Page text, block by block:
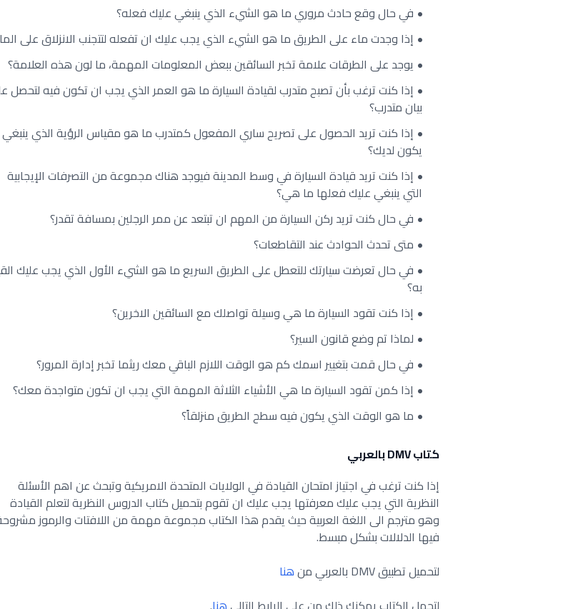
في حال وقع حادث مروري ما هو الشيء الذي ينبغي عليك فعله؟
إذا وجدت ماء على الطريق ما هو الشيء الذي يجب عليك ان تفعله لتتجنب الانزلاق على
يوجد على الطرقات علامة تخبر السائقين ببعض المعلومات المهمة، ما لون هذه العلامة؟
إذا كنت ترغب بأن تصبح متدرب لقيادة السيارة ما هو العمر الذي يجب ان تكون فيه لتحصل
بيان متدرب؟
إذا كنت تريد الحصول على تصريح ساري المفعول كمتدرب ما هو مقياس الرؤية الذي
يكون لديك؟
إذا كنت تريد قيادة السيارة في وسط المدينة فيوجد هناك مجموعة من التصرفات الإيجابية
التي ينبغي عليك فعلها ما هي؟
في حال كنت تريد ركن السيارة من المهم ان تبتعد عن ممر الرجلين بمسافة تقدر؟
متى تحدث الحوادث عند التقاطعات؟
في حال تعرضت سيارتك للتعطل على الطريق السريع ما هو الشيء الأول الذي يجب عليك
به؟
إذا كنت تقود السيارة ما هي وسيلة تواصلك مع السائقين الاخرين؟
لماذا تم وضع قانون السير؟
في حال قمت بتغيير اسمك كم هو الوقت اللازم الباقي معك ريثما تخبر إدارة المرور؟
إذا كمن تقود السيارة ما هي الأشياء الثلاثة المهمة التي يجب ان تكون متواجدة معك؟
ما هو الوقت الذي يكون فيه سطح الطريق منزلقاً؟
كتاب DMV بالعربي
إذا كنت ترغب في اجتياز امتحان القيادة في الولايات المتحدة الامريكية وتبحث عن اهم الأسئلة
النظرية التي يجب عليك معرفتها يجب عليك ان تقوم بتحميل كتاب الدروس النظرية لتعلم القيادة
وهو مترجم الى اللغة العربية حيث يقدم هذا الكتاب مجموعة مهمة من اللافتات والرموز
فيها الدلالات بشكل مبسط.
لتحميل تطبيق DMV بالعربي من
هنا